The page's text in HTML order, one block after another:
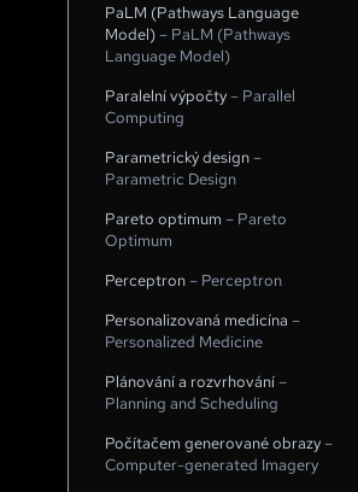
PaLM (Pathways Language
Model)– PaLM (Pathways
Language Model)
Paralelní výpočty– Parallel
Computing
Parametrický design–
Parametric Design
Pareto optimum – Pareto
Optimum
Perceptron– Perceptron
Personalizovaná medicína –
Personalized Medicine
Plánování a rozvrhování–
Planning and Scheduling
Počítačem generované obrazy–
Computer-generated Imagery